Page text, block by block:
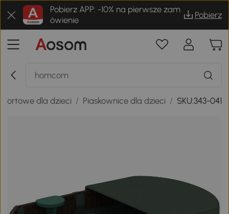
Pobierz APP: -10% na pierwsze zam
ówienie
Pobierz
dla dzieci / Piaskownice dla dzieci / SKU:343-041